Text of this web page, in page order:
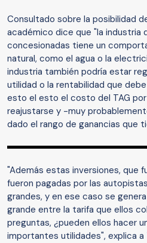
Consultado sobre la posibilidad
académico dice que "la industria
concesionadas tiene un
natural, como el agua o la
industria también podría estar
utilidad o la rentabilidad que
esto el esto el costo del TAG
reajustarse y -muy
dado el rango de ganancias que
"Además estas inversiones, que
fueron pagadas por las
grandes, y en ese caso se
grande entre la tarifa que ellos
preguntas, ¿pueden ellos hacer
importantes utilidades", explica a